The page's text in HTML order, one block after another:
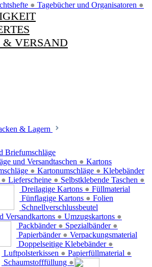
● Tagebücher und Organisatoren ●
& VERSAND
& Lagern
Briefumschläge
und Versandtaschen ●
● Kartonumschläge ●
● Lieferscheine ● Selbstklebende Taschen ●
Kartons
Dreilagige Kartons ●
Fünflagige Kartons ●
Versandkartons ● Umzugskartons ●
Klebebänder
Packbänder ● Spezialbänder ●
Papierbänder ●
Doppelseitige Klebebänder ●
Füllmaterial
Luftpolsterkissen ● Papierfüllmaterial ●
Schaumstofffüllung ●
Folien
Schnellverschlussbeutel
Verpackungsmaterial